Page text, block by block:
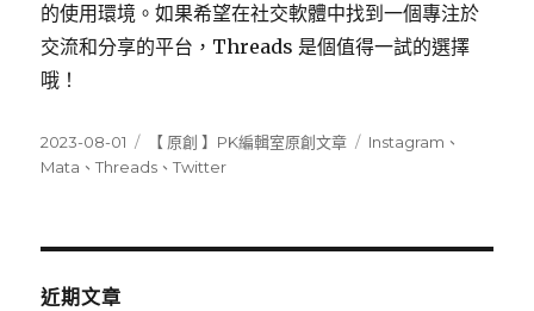
的使用環境。如果希望在社交軟體中找到一個專注於
交流和分享的平台，Threads 是個值得一試的選擇
哦！
發
佈
2023-08-01
分
類
【 原創 】PK編輯室原創文章
標
Instagram 、
Mata 、Threads 、Twitter
近期文章